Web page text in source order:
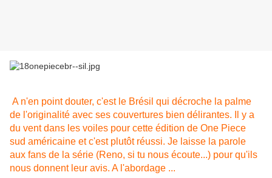
A n'en point douter, c'est le Brésil qui décroche la palme
de l'originalité avec ses couvertures bien délirantes. Il y a
du vent dans les voiles pour cette édition de One Piece
sud américaine et c'est plutôt réussi. Je laisse la parole
aux fans de la série (Reno, si tu nous écoute...) pour qu'ils
nous donnent leur avis. A l'abordage ...